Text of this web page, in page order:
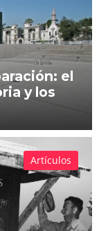
el
y los
Artículos